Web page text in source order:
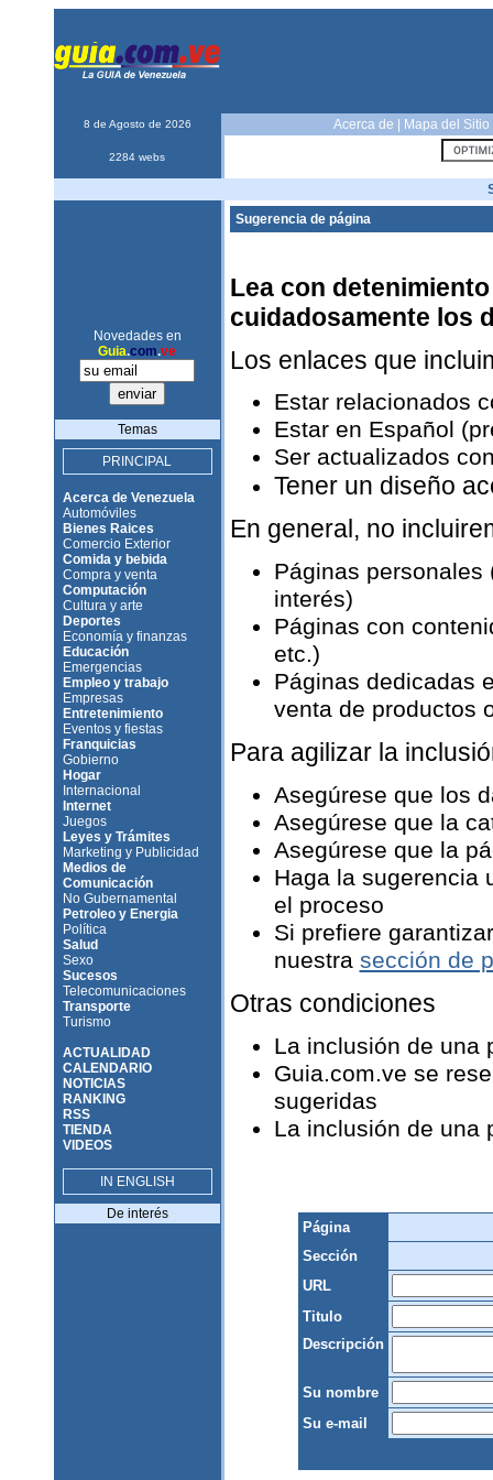
8 de Agosto de 2026 Acerca de Mapa del Sitio
2284 webs
Novedades en
Guia.com.ve
Temas
PRINCIPAL
Acerca de Venezuela
Automóviles
Bienes Raices
Comercio Exterior
Comida y bebida
Compra y venta
Computación
Cultura y arte
Deportes
Economía y finanzas
Educación
Emergencias
Empleo y trabajo
Empresas
Entretenimiento
Eventos y fiestas
Franquicias
Gobierno
Hogar
Internacional
Internet
Juegos
Leyes y Trámites
Marketing y Publicidad
Medios de
Comunicación
No Gubernamental
Petroleo y Energia
Política
Salud
Sexo
Sucesos
Telecomunicaciones
Transporte
Turismo
ACTUALIDAD
CALENDARIO
NOTICIAS
RANKING
RSS
TIENDA
VIDEOS
IN ENGLISH
De interés
Sugerencia de página
Lea con
cuidadosamente los
Los enlaces que
Estar relacionados
Estar en Español
Ser actualizados
Tener un diseño
En general, no
Páginas personales
interés)
Páginas con
etc.)
Páginas dedicadas
venta de productos
Para agilizar la
Asegúrese que los
Asegúrese que la
Asegúrese que la
Haga la sugerencia
el proceso
Si prefiere
nuestra sección de
Otras condiciones
La inclusión de una
Guia.com.ve se
sugeridas
La inclusión de una
Página
Sección
URL
Titulo
Descripción
Su nombre
Su e-mail